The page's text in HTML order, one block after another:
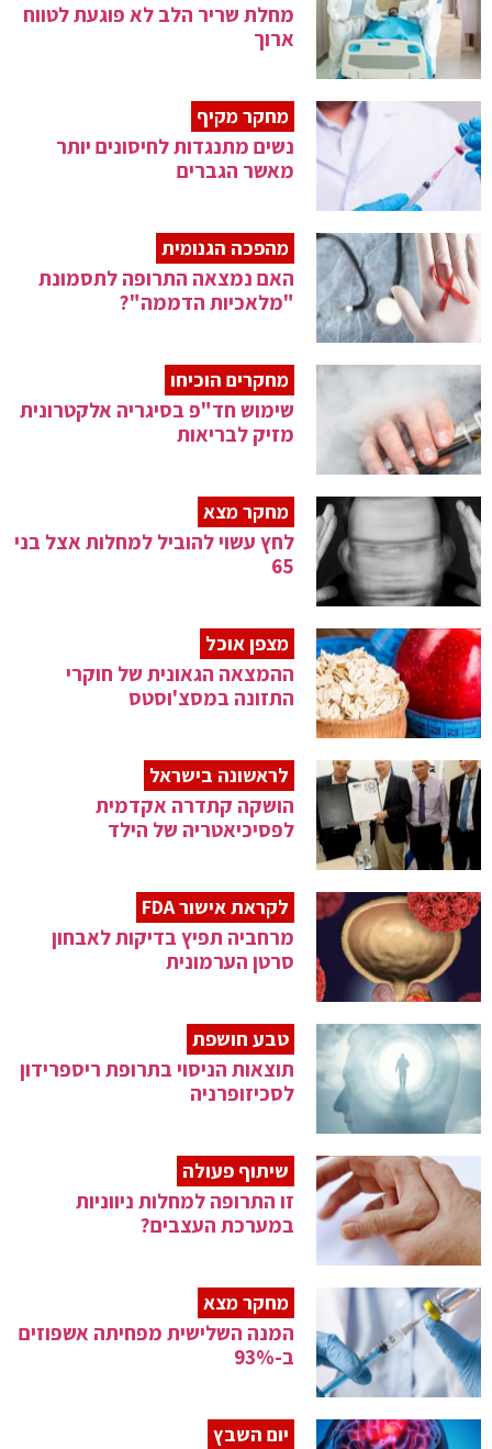
מחלת שריר הלב לא פוגעת לטווח
ארוך
מחקר מקיף
נשים מתנגדות לחיסונים יותר
מאשר הגברים
מהפכה הגנומית
האם נמצאה התרופה לתסמונת
"מלאכיות הדממה"?
מחקרים הוכיחו
שימוש חד"פ בסיגריה אלקטרונית
מזיק לבריאות
מחקר מצא
לחץ עשוי להוביל למחלות אצל בני
65
מצפן אוכל
ההמצאה הגאונית של חוקרי
התזונה במסצ'וסטס
לראשונה בישראל
הושקה קתדרה אקדמית
לפסיכיאטריה של הילד
לקראת אישור FDA
מרחביה תפיץ בדיקות לאבחון
סרטן הערמונית
טבע חושפת
תוצאות הניסוי בתרופת ריספרידון
לסכיזופרניה
שיתוף פעולה
זו התרופה למחלות ניווניות
במערכת העצבים?
מחקר מצא
המנה השלישית מפחיתה אשפוזים
ב-93%
יום השבץ